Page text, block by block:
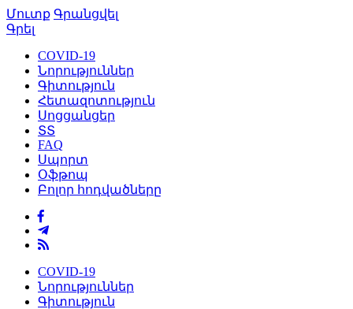
Մուտք Գրանցվել
Գրել
COVID-19
Նորություններ
Գիտություն
Հետազոտություն
Սոցցանցեր
ՏՏ
FAQ
Սպորտ
Օֆթոպ
Բոլոր հոդվածները
COVID-19
Նորություններ
Գիտություն